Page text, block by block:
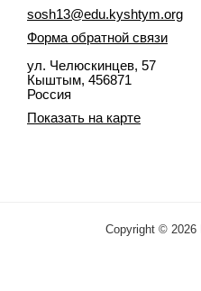
sosh13@edu.kyshtym.org
Форма обратной связи
ул. Челюскинцев, 57
Кыштым, 456871
Россия
Показать на карте
Copyright © 2026